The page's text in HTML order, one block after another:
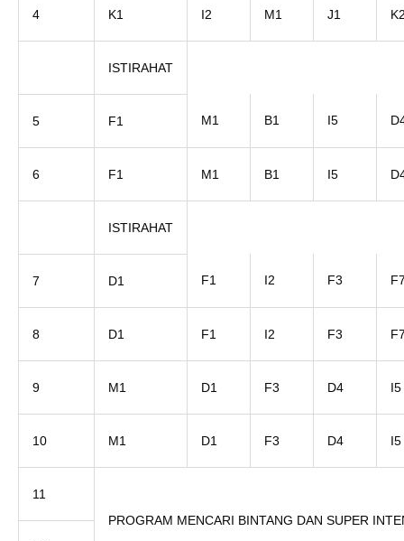
4 K1 I2 M1 J1
ISTIRAHAT
5 F1 M1 B1 I5
6 F1 M1 B1 I5
ISTIRAHAT
7 D1 F1 I2 F3
8 D1 F1 I2 F3
9 M1 D1 F3 D4 I5
10 M1 D1 F3 D4 I5
11
PROGRAM MENCARI BINTANG DAN SUPER